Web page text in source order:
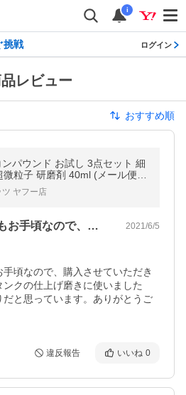
i
挑戦 ログイン
レビュー
おすすめ順
パウンド お試し 3点セット 細
微粒子 研磨剤 40ml (メール便送
エムクリーン KMクリーン ミガ
マックス
ツ ヤフー店
お試しセットで価格もお手頃なので、購入… 2021/6/5
頃なので、購入させていただき
クの仕上げ磨きに使いました
と思っています。ありがとうご
違反報告 いいね 0